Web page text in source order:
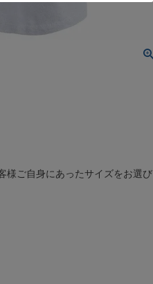
様ご自身にあったサイズをお選び